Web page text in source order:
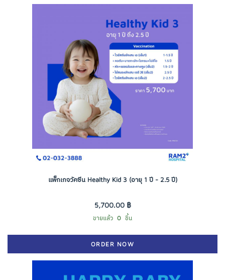
แพ็กเกจวัคซีน Healthy Kid 3 (อายุ 1 ปี - 2.5 ปี)
5,700.00 ฿
ขายแล้ว 0 ชิ้น
ORDER NOW